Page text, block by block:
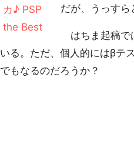
だが、うっすら
はちま起稿で
いる。ただ、個人的にはβテ
でもなるのだろうか？